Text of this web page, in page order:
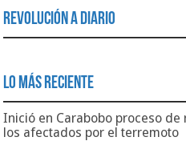
Revolución a Diario
Lo Más Reciente
Inició en Carabobo proceso
los afectados por el terremoto